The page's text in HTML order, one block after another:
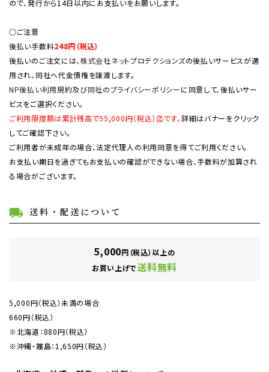
ので、発行から14日以内にお支払いをお願いします。
○ご注意
後払い手数料248円（税込）
後払いのご注文には、 株式会社ネットプロテクションズの後払いサービスが適
用され、同社へ代金債権を譲渡します。
NP後払い利用規約及び同社のプライバシーポリシーに同意して、後払いサー
ビスをご選択ください。
ご利用限度額は累計残高で55,000円（税込）迄です。詳細はバナーをクリック
してご確認下さい。
ご利用者が未成年の場合、法定代理人の利用同意を得てご利用ください。
お支払い期日を過ぎてもお支払いの確認ができない場合、手数料が加算され
る場合がございます。
local_shipping 送料・配送について
5,000円（税込）以上の
お買い上げで送料無料
5,000円（税込）未満の場合
660円（税込）
※北海道：880円（税込）
※沖縄・離島：1,650円（税込）